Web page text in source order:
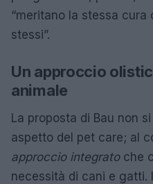
“meritano la stessa cura
stessi”.
Un approccio
animale
La proposta di Bau non
aspetto del pet care; al
approccio integratoche
necessità di cani e gatti.